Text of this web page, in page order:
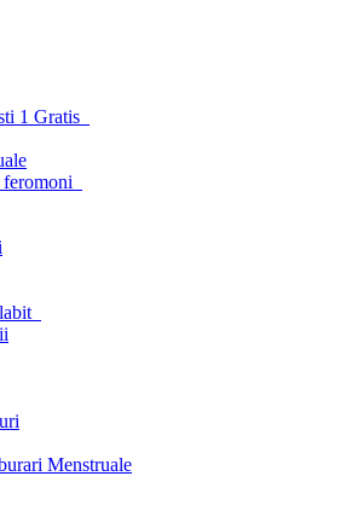
1 Gratis
Menstruale